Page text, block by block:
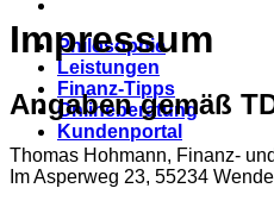
Philosophie
Leistungen
Finanz-Tipps
Onlineberatung
Kundenportal
Impressum
Angaben gemäß
Thomas Hohmann, Finanz-
Im Asperweg 23, 55234